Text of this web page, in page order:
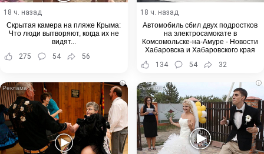
18 ч. назад
Скрытая камера на пляже Крыма:
Что люди вытворяют, когда их не
видят...
275
54 56
18 ч. назад
Автомобиль сбил двух подростков
на электросамокате в
Комсомольске-на-Амуре - Новости
Хабаровска и Хабаровского края
134
54 32
i i